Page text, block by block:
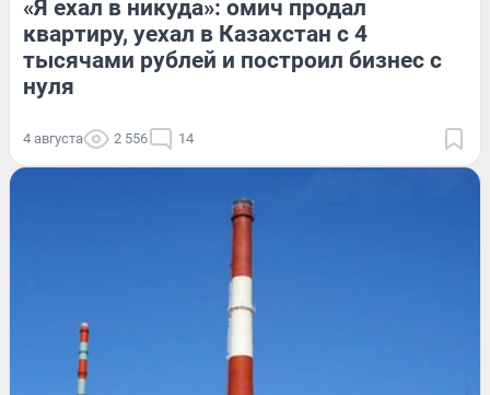
«Я ехал в никуда»: омич продал
квартиру, уехал в Казахстан с 4
тысячами рублей и построил бизнес с
нуля
4 августа 2 556 14